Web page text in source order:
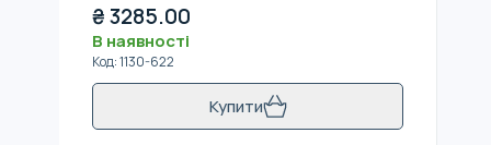
₴3285.00
В наявності
Код:1130-622
Купити